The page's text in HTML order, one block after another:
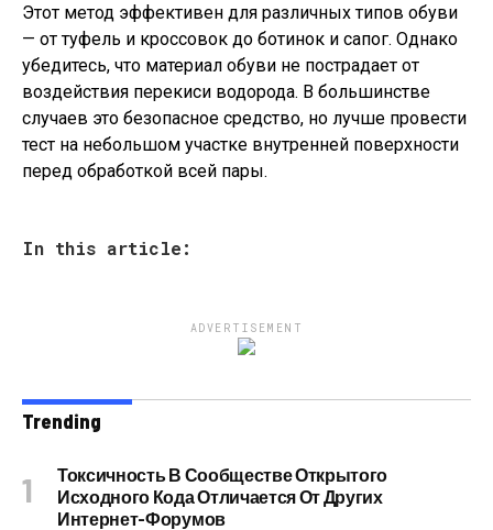
Этот метод эффективен для различных типов обуви
— от туфель и кроссовок до ботинок и сапог. Однако
убедитесь, что материал обуви не пострадает от
воздействия перекиси водорода. В большинстве
случаев это безопасное средство, но лучше провести
тест на небольшом участке внутренней поверхности
перед обработкой всей пары.
In this article:
ADVERTISEMENT
Trending
Токсичность В Сообществе Открытого
Исходного Кода Отличается От Других
Интернет-Форумов